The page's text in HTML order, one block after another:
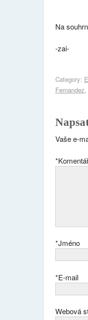
Na
-zai-
Category:
Fernandez,
Vaše e-
*
Jméno
*
E-mail
*
Webová